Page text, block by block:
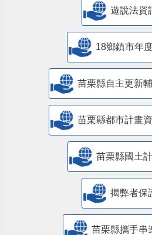
遊說法資
18鄉鎮市年
苗栗縣自主更新
苗栗縣都市計畫
苗栗縣國土
揭弊者保
苗栗縣攜手串